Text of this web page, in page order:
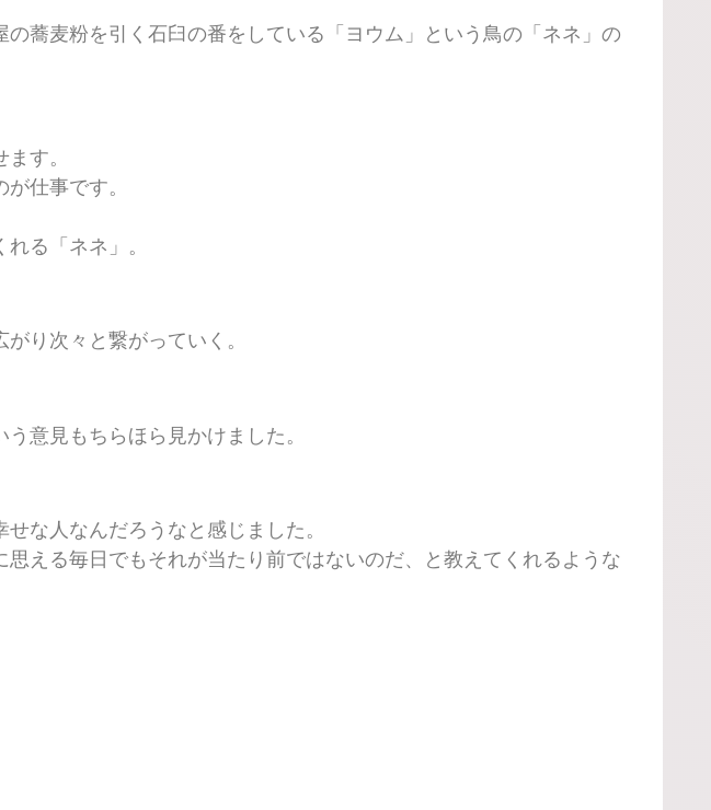
蕎麦粉を引く石臼の番をしている「ヨウム」という鳥の「ネネ」の
す。
仕事です。
る「ネネ」。
り次々と繋がっていく。
意見もちらほら見かけました。
な人なんだろうなと感じました。
える毎日でもそれが当たり前ではないのだ、と教えてくれるような